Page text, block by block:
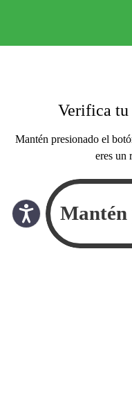
Verifica tu
Mantén presionado el
eres un